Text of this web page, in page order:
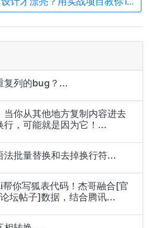
复列的bug？...
当你从其他地方复制内容进去
行，可能就是因为它！...
批量替换和去掉换行符...
帮你写狐表代码！杰哥融合[官
坛帖子]数据，结合腾讯...